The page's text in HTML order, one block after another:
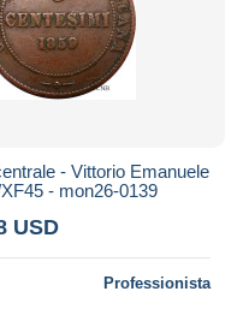
- Vittorio Emanuele
- mon26-0139
USD
Professionista